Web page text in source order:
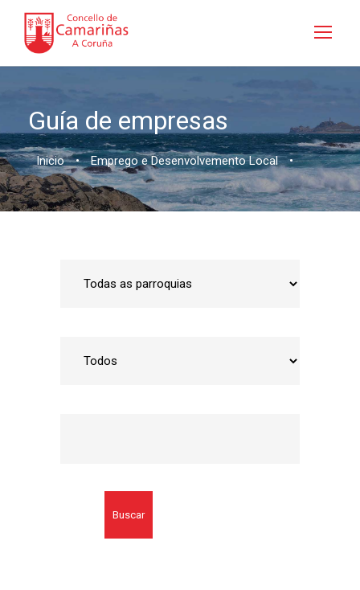
Guía de empresas
Inicio • Emprego e Desenvolvemento Local •
Buscar